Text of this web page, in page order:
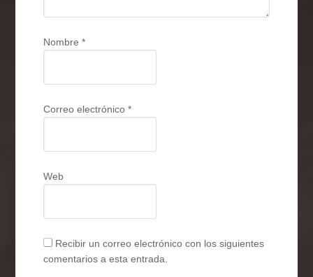
Nombre*
Correo electrónico*
Web
Recibir un correo electrónico con los siguientes
comentarios a esta entrada.